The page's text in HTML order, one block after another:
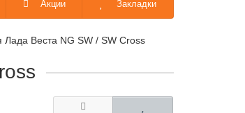
Акции Закладки
Веста NG SW / SW Cross